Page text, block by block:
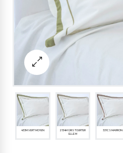
453M VERT MOYEN
2154M GRIS TOURTER
ELLE M
531CS MARRON